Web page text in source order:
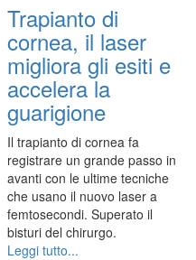
Trapianto di
cornea, il laser
migliora gli esiti e
accelera la
guarigione
Il trapianto di cornea fa
registrare un grande passo in
avanti con le ultime tecniche
che usano il nuovo laser a
femtosecondi. Superato il
bisturi del chirurgo.
Leggi tutto...